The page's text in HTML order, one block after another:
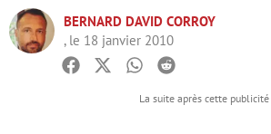
BERNARD DAVID CORROY
, le 18 janvier 2010
Facebook
TwitterWhatsapp
Reddit